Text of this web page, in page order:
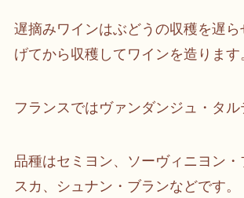
遅摘みワインはぶどうの収穫を遅ら
げてから収穫してワインを造ります
フランスではヴァンダンジュ・タ
品種はセミヨン、ソーヴィニヨン・
スカ、シュナン・ブランなどです。